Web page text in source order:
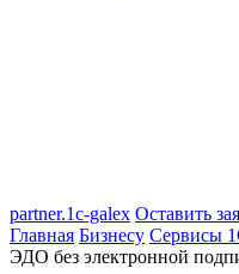
partner.1c-galex Оставить
Главная Бизнесу Сервисы
ЭДО без электронной